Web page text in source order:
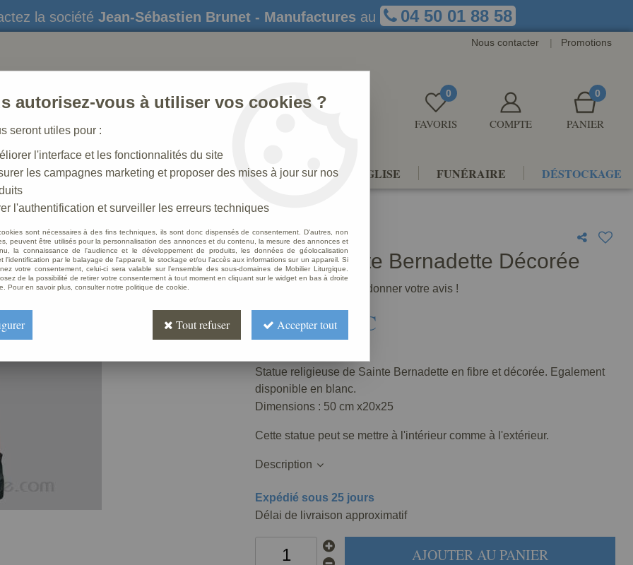
la société Jean-Sébastien Brunet - Manufactures au 04 50 01 88 58
Nous contacter | Promotions
0
FAVORIS COMPTE
0
PANIER
STATUES CRÈCHES DE NOËL AMÉNAGEMENTS D'ÉGLISE FUNÉRAIRE DÉSTOCKAGE
>Statue Sainte Bernadette Décorée
Statue Sainte Bernadette Décorée
Soyez le premier à donner votre avis !
620,00 €TTC
Statue religieuse de Sainte Bernadette en fibre et décorée. Egalement
disponible en blanc.
Dimensions : 50 cm x20x25
Cette statue peut se mettre à l'intérieur comme à l'extérieur.
Description
Expédié sous 25 jours
Délai de livraison approximatif
AJOUTER AU PANIER
autorisez-vous à utiliser vos cookies ?
seront utiles pour :
l'interface et les fonctionnalités du site
les campagnes marketing et proposer des mises à jour sur nos
l'authentification et surveiller les erreurs techniques
sont nécessaires à des fins techniques, ils sont donc dispensés de consentement. D'autres, non
peuvent être utilisés pour la personnalisation des annonces et du contenu, la mesure des annonces et
la connaissance de l'audience et le développement de produits, les données de géolocalisation
l'identification par le balayage de l'appareil, le stockage et/ou l'accès aux informations sur un appareil. Si
votre consentement, celui-ci sera valable sur l’ensemble des sous-domaines de Mobilier Liturgique.
de la possibilité de retirer votre consentement à tout moment en cliquant sur le widget en bas à droite
Pour en savoir plus, consulter notre politique de cookie.
Tout refuser Accepter tout